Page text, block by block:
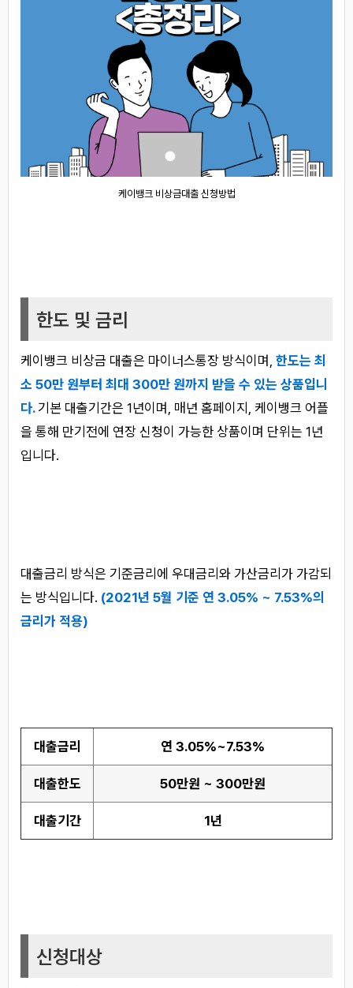
케이뱅크 비상금대출 신청방법
한도 및 금리
케이뱅크 비상금 대출은 마이너스통장 방식이며, 한도는 최
소 50만 원부터 최대 300만 원까지 받을 수 있는 상품입니
다. 기본 대출기간은 1년이며, 매년 홈페이지, 케이뱅크 어플
을 통해 만기전에 연장 신청이 가능한 상품이며 단위는 1년
입니다.
대출금리 방식은 기준금리에 우대금리와 가산금리가 가감되
는 방식입니다. (2021년 5월 기준 연 3.05% ~ 7.53%의
금리가 적용)
대출금리 연 3.05%~7.53%
대출한도 50만원 ~ 300만원
대출기간 1년
신청대상